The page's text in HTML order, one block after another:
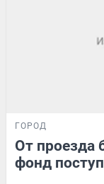
ГОРОД
От проезда
фонд